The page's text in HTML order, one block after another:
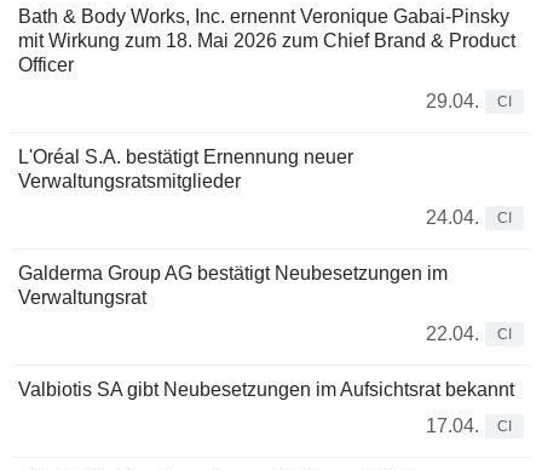
Bath & Body Works, Inc. ernennt Veronique Gabai-Pinsky
mit Wirkung zum 18. Mai 2026 zum Chief Brand & Product
Officer
29.04.
CI
L'Oréal S.A. bestätigt Ernennung neuer
Verwaltungsratsmitglieder
24.04.
CI
Galderma Group AG bestätigt Neubesetzungen im
Verwaltungsrat
22.04.
CI
Valbiotis SA gibt Neubesetzungen im Aufsichtsrat bekannt
17.04.
CI